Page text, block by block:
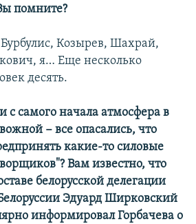
помните?
Козырев, Шахрай,
я… Еще несколько
десять.
с самого начала атмосфера в
− все опасались, что
какие-то силовые
Вам известно, что
белорусской делегации
Эдуард Ширковский
информировал Горбачева о